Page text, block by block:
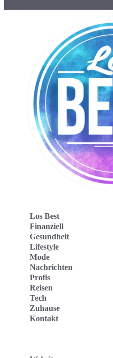
Los Best
Finanziell
Gesundheit
Lifestyle
Mode
Nachrichten
Profis
Reisen
Tech
Zuhause
Kontakt